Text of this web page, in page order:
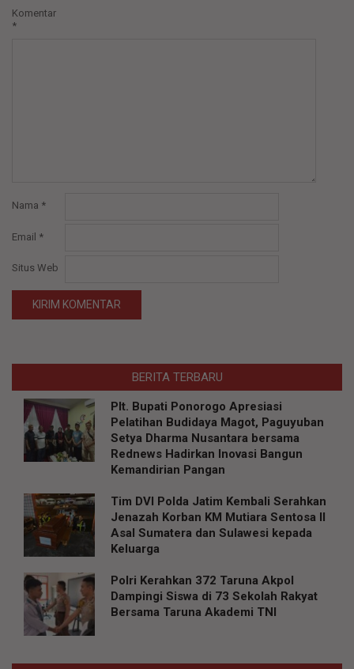
Komentar
*
Nama *
Email *
Situs Web
BERITA TERBARU
Plt. Bupati Ponorogo Apresiasi
Pelatihan Budidaya Magot, Paguyuban
Setya Dharma Nusantara bersama
Rednews Hadirkan Inovasi Bangun
Kemandirian Pangan
Tim DVI Polda Jatim Kembali Serahkan
Jenazah Korban KM Mutiara Sentosa II
Asal Sumatera dan Sulawesi kepada
Keluarga
Polri Kerahkan 372 Taruna Akpol
Dampingi Siswa di 73 Sekolah Rakyat
Bersama Taruna Akademi TNI